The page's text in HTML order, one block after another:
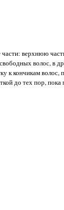
части: верхнюю
волос, в
к кончикам
до тех пор, пока